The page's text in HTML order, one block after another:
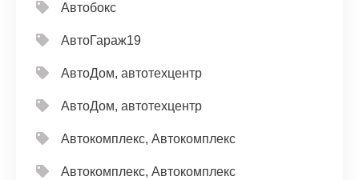
Автобокс
АвтоГараж19
АвтоДом, автотехцентр
АвтоДом, автотехцентр
Автокомплекс, Автокомплекс
Автокомплекс, Автокомплекс